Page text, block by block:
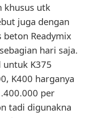
khusus utk
juga dengan
Readymix
hari saja.
untuk K375
K400 harganya
per
tadi digunakna